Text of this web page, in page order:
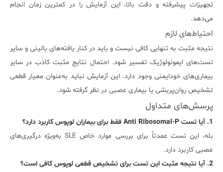
تجهیزات پیشرفته و دقت بالا، این آزمایش را در کمترین زمان انجام
می‌دهد.
احتیاط‌های لازم
نتیجه مثبت به تنهایی کافی نیست و باید در کنار یافته‌های بالینی و سایر
تست‌های ایمونولوژیک تفسیر شود. احتمال نتایج مثبت کاذب در سایر
بیماری‌های خودایمنی وجود دارد. این آزمایش نباید به‌عنوان معیار قطعی
تشخیص روان‌پریشی یا بیماری عصبی در نظر گرفته شود.
پرسش‌های متداول
1. آیا تست Anti Ribosomal-P فقط برای بیماران لوپوس کاربرد دارد؟
بله، این تست عمدتاً برای بررسی موارد خاص SLE به‌ویژه درگیری‌های
عصبی کاربرد دارد.
2. آیا نتیجه مثبت این تست برای تشخیص قطعی لوپوس کافی است؟